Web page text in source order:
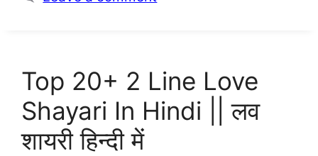
Top 20+ 2 Line Love
Shayari In Hindi || लव
शायरी हिन्दी में